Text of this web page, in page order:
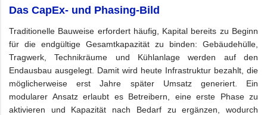
Das CapEx- und Phasing-Bild
Traditionelle Bauweise erfordert häufig, Kapital bereits zu Beginn
für die endgültige Gesamtkapazität zu binden: Gebäudehülle,
Tragwerk, Technikräume und Kühlanlage werden auf den
Endausbau ausgelegt. Damit wird heute Infrastruktur bezahlt, die
möglicherweise erst Jahre später Umsatz generiert. Ein
modularer Ansatz erlaubt es Betreibern, eine erste Phase zu
aktivieren und Kapazität nach Bedarf zu ergänzen, wodurch